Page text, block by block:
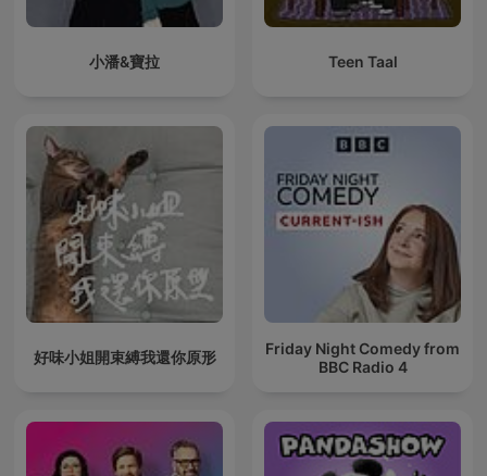
小潘&寶拉 Teen Taal
好味小姐開束縛我還你原形
Friday Night Comedy from
BBC Radio 4